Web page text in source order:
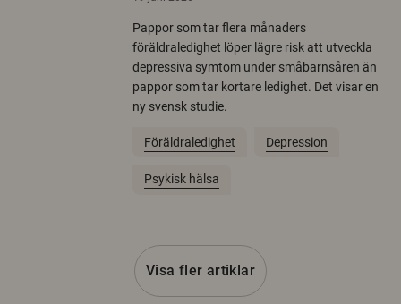
Pappor som tar flera månaders
föräldraledighet löper lägre risk att utveckla
depressiva symtom under småbarnsåren än
pappor som tar kortare ledighet. Det visar en
ny svensk studie.
Föräldraledighet Depression
Psykisk hälsa
Visa fler artiklar